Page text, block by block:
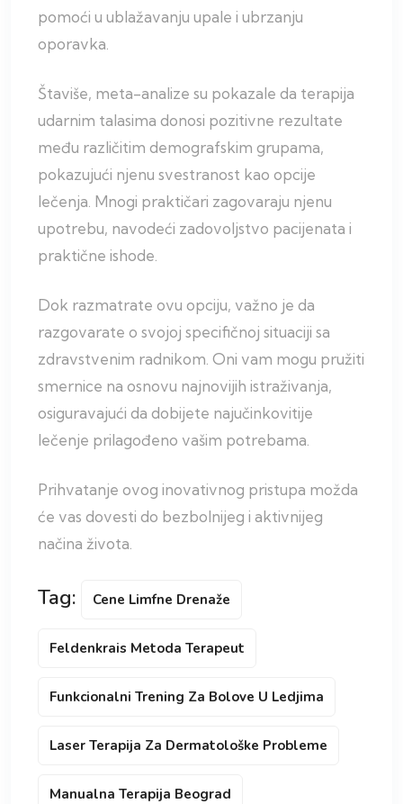
pomoći u ublažavanju upale i ubrzanju
oporavka.
Štaviše, meta-analize su pokazale da terapija
udarnim talasima donosi pozitivne rezultate
među različitim demografskim grupama,
pokazujući njenu svestranost kao opcije
lečenja. Mnogi praktičari zagovaraju njenu
upotrebu, navodeći zadovoljstvo pacijenata i
praktične ishode.
Dok razmatrate ovu opciju, važno je da
razgovarate o svojoj specifičnoj situaciji sa
zdravstvenim radnikom. Oni vam mogu pružiti
smernice na osnovu najnovijih istraživanja,
osiguravajući da dobijete najučinkovitije
lečenje prilagođeno vašim potrebama.
Prihvatanje ovog inovativnog pristupa možda
će vas dovesti do bezbolnijeg i aktivnijeg
načina života.
Tag: Cene Limfne Drenaže
Feldenkrais Metoda Terapeut
Funkcionalni Trening Za Bolove U Ledjima
Laser Terapija Za Dermatološke Probleme
Manualna Terapija Beograd